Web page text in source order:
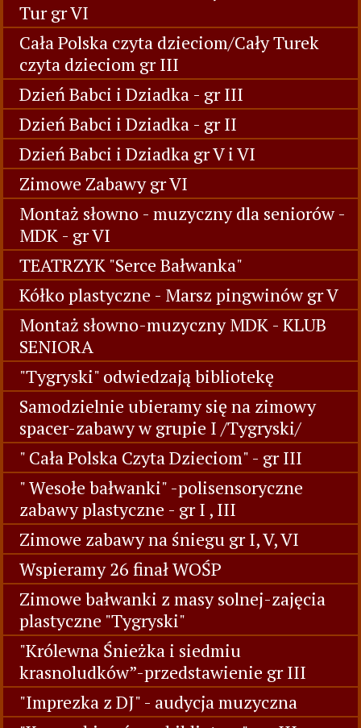
Tur gr VI
Cała Polska czyta dzieciom/Cały Turek
czyta dzieciom gr III
Dzień Babci i Dziadka - gr III
Dzień Babci i Dziadka - gr II
Dzień Babci i Dziadka gr V i VI
Zimowe Zabawy gr VI
Montaż słowno - muzyczny dla seniorów -
MDK - gr VI
TEATRZYK "Serce Bałwanka"
Kółko plastyczne - Marsz pingwinów gr V
Montaż słowno-muzyczny MDK - KLUB
SENIORA
"Tygryski" odwiedzają bibliotekę
Samodzielnie ubieramy się na zimowy
spacer-zabawy w grupie I /Tygryski/
" Cała Polska Czyta Dzieciom" - gr III
" Wesołe bałwanki" -polisensoryczne
zabawy plastyczne - gr I , III
Zimowe zabawy na śniegu gr I, V, VI
Wspieramy 26 finał WOŚP
Zimowe bałwanki z masy solnej-zajęcia
plastyczne "Tygryski"
"Królewna Śnieżka i siedmiu
krasnoludków”-przedstawienie gr III
"Imprezka z DJ" - audycja muzyczna